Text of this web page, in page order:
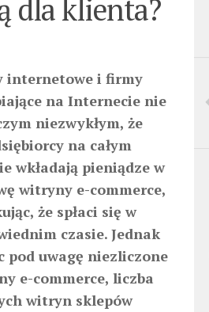
dla klienta?
internetowe i firmy
na Internecie nie
niezwykłym, że
na całym
wkładają pieniądze w
witryny e-commerce,
że spłaci się w
czasie. Jednak
pod uwagę niezliczone
e-commerce, liczba
witryn sklepów